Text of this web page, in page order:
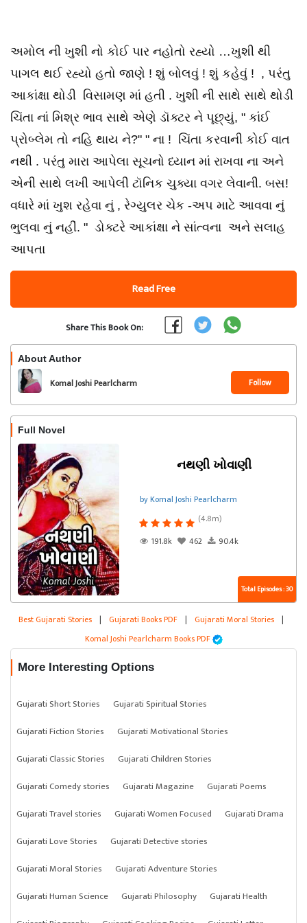
અમોલ ની ખુશી નો કોઈ પાર નહોતો રહ્યો …ખુશી થી
પાગલ થઈ રહ્યો હતો જાણે ! શું બોલવું ! શું કહેવું ! , પરંતુ
આકાંક્ષા થોડી વિસામણ માં હતી . ખુશી ની સાથે સાથે થોડી
ચિંતા નાં મિશ્ર ભાવ સાથે એણે ડૉક્ટર ને પૂછ્યું, " કાંઈ
પ્રોબ્લેમ તો નહિ થાય ને?" " ના ! ચિંતા કરવાની કોઈ વાત
નથી . પરંતુ મારા આપેલા સૂચનો ધ્યાન માં રાખવા ના અને
એની સાથે લખી આપેલી ટૉનિક ચુક્યા વગર લેવાની. બસ!
વધારે માં ખુશ રહેવા નું , રેગ્યુલર ચેક -અપ માટે આવવા નું
ભુલવા નું નહીં. " ડોક્ટરે આકાંક્ષા ને સાંત્વના અને સલાહ
આપતા
Read Free
Share This Book On:
About Author
Komal Joshi Pearlcharm Follow
Full Novel
નથણી ખોવાણી
by Komal Joshi Pearlcharm
(4.8m)
191.8k
462 90.4k
Total Episodes : 30
Best Gujarati Stories | Gujarati Books PDF | Gujarati Moral Stories |
Komal Joshi Pearlcharm Books PDF
More Interesting Options
Gujarati Short Stories
Gujarati Spiritual Stories
Gujarati Fiction Stories
Gujarati Motivational Stories
Gujarati Classic Stories
Gujarati Children Stories
Gujarati Comedy stories
Gujarati Magazine
Gujarati Poems
Gujarati Travel stories
Gujarati Women Focused
Gujarati Drama
Gujarati Love Stories
Gujarati Detective stories
Gujarati Moral Stories
Gujarati Adventure Stories
Gujarati Human Science
Gujarati Philosophy
Gujarati Health